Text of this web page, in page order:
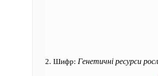
2. Шифр: Генетичні ресурси